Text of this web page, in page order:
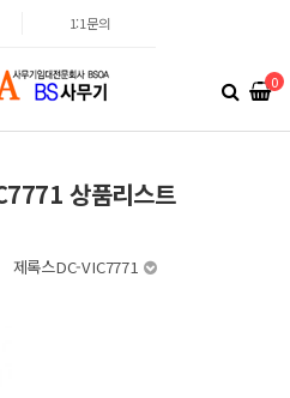
1:1문의
0
상품리스트
제록스DC-VIC7771